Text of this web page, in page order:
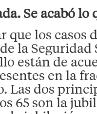
Se acabó lo
que los casos
la
están de
en la
Las dos
65 son la